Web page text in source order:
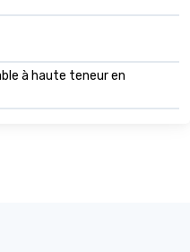
à haute teneur en